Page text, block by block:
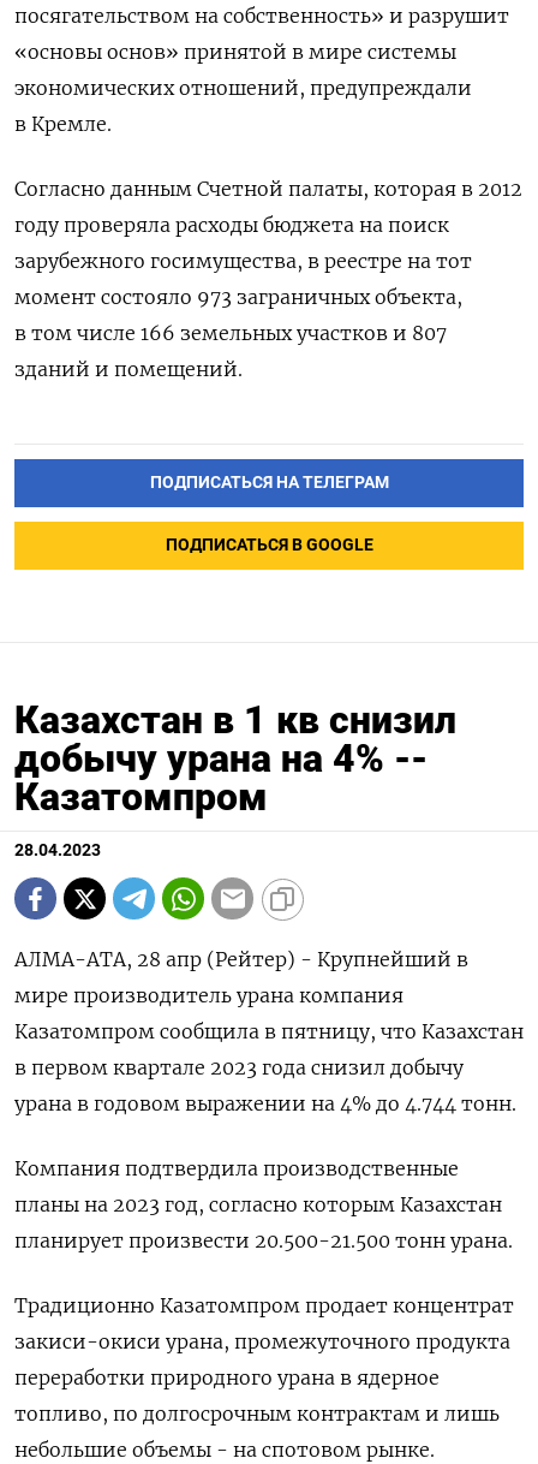
посягательством на собственность» и разрушит
«основы основ» принятой в мире системы
экономических отношений, предупреждали
в Кремле.
Согласно данным Счетной палаты, которая в 2012
году проверяла расходы бюджета на поиск
зарубежного госимущества, в реестре на тот
момент состояло 973 заграничных объекта,
в том числе 166 земельных участков и 807
зданий и помещений.
ПОДПИСАТЬСЯ НА ТЕЛЕГРАМ
ПОДПИСАТЬСЯ В GOOGLE
Казахстан в 1 кв снизил
добычу урана на 4% --
Казатомпром
28.04.2023
АЛМА-АТА, 28 апр (Рейтер) - Крупнейший в
мире производитель урана компания
Казатомпром сообщила в пятницу, что Казахстан
в первом квартале 2023 года снизил добычу
урана в годовом выражении на 4% до 4.744 тонн.
Компания подтвердила производственные
планы на 2023 год, согласно которым Казахстан
планирует произвести 20.500-21.500 тонн урана.
Традиционно Казатомпром продает концентрат
закиси-окиси урана, промежуточного продукта
переработки природного урана в ядерное
топливо, по долгосрочным контрактам и лишь
небольшие объемы - на спотовом рынке.